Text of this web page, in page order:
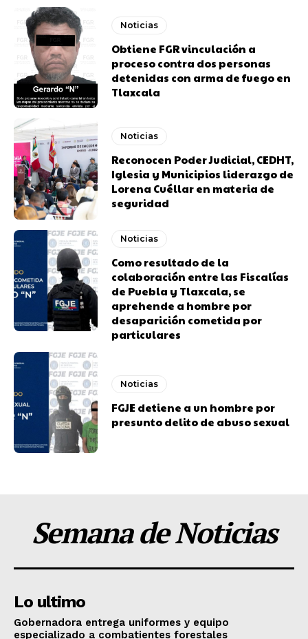
Noticias
Obtiene FGR vinculación a
proceso contra dos personas
detenidas con arma de fuego en
Tlaxcala
Noticias
Reconocen Poder Judicial, CEDHT,
Iglesia y Municipios liderazgo de
Lorena Cuéllar en materia de
seguridad
Noticias
Como resultado de la
colaboración entre las Fiscalías
de Puebla y Tlaxcala, se
aprehende a hombre por
desaparición cometida por
particulares
Noticias
FGJE detiene a un hombre por
presunto delito de abuso sexual
Semana de Noticias
Lo ultimo
Gobernadora entrega uniformes y equipo
especializado a combatientes forestales